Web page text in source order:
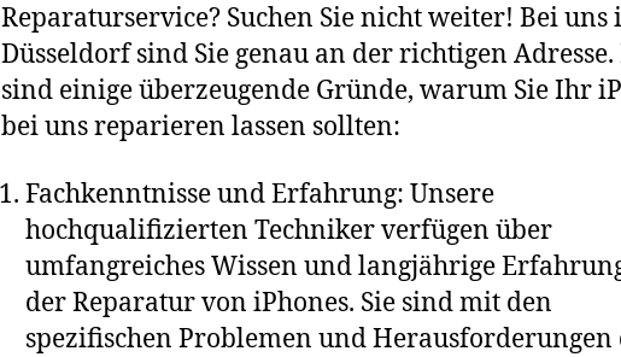
Reparaturservice? Suchen Sie nicht weiter! Bei uns
Düsseldorf sind Sie genau an der richtigen
sind einige überzeugende Gründe, warum Sie Ihr
bei uns reparieren lassen sollten:
Fachkenntnisse und Erfahrung: Unsere
hochqualifizierten Techniker verfügen über
umfangreiches Wissen und langjährige
der Reparatur von iPhones. Sie sind mit den
spezifischen Problemen und Herausforderungen